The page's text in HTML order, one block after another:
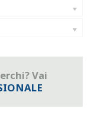
Vai